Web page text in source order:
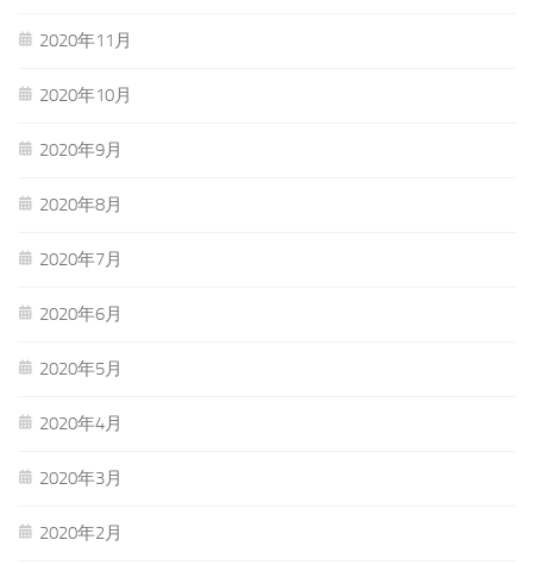
2020年11月
2020年10月
2020年9月
2020年8月
2020年7月
2020年6月
2020年5月
2020年4月
2020年3月
2020年2月